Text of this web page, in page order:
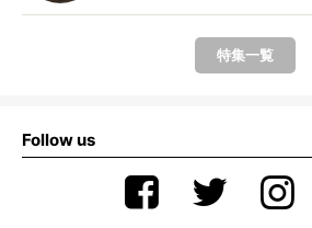
特集一覧
Follow us